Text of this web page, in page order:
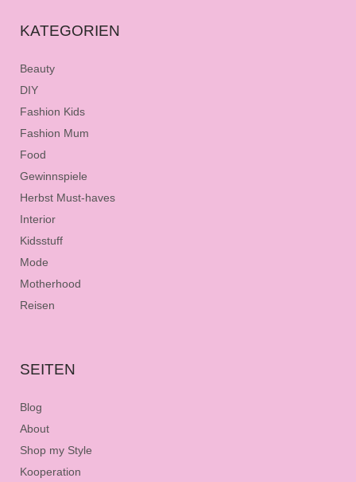
KATEGORIEN
Beauty
DIY
Fashion Kids
Fashion Mum
Food
Gewinnspiele
Herbst Must-haves
Interior
Kidsstuff
Mode
Motherhood
Reisen
SEITEN
Blog
About
Shop my Style
Kooperation